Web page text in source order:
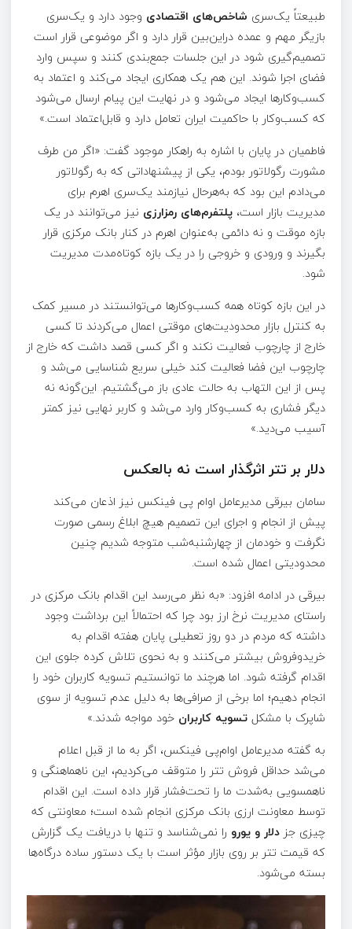
طبیعتاً یک‌سری شاخص‌های اقتصادی وجود دارد و یک‌سری
بازیگر مهم و عمده دراین‌بین قرار دارد و اگر موضوعی قرار است
تصمیم‌گیری شود در این جلسات جمع‌بندی کنند و سپس وارد
فضای اجرا شوند. این هم یک همکاری ایجاد می‌کند و اعتماد به
کسب‌وکار‌ها ایجاد می‌شود و در نهایت این پیام ارسال می‌شود
که کسب‌وکار با حاکمیت ایران تعامل دارد و قابل‌اعتماد است.»
فاطمیان در پایان با اشاره به راهکار موجود گفت: «اگر من طرف
مشورت رگولاتور بودم، یکی از پیشنهاداتی که به رگولاتور
می‌دادم این بود که به‌هرحال نیازمند یک‌سری اهرم برای
مدیریت بازار است، پلتفرم‌های رمزارزی نیز می‌توانند در یک
بازه موقت و نه دائمی به‌عنوان اهرم در کنار بانک مرکزی قرار
بگیرند و ورودی و خروجی را در یک بازه کوتاه‌مدت مدیریت
شود.
در این بازه کوتاه همه کسب‌وکار‌ها می‌توانستند در مسیر کمک
به کنترل بازار محدودیت‌های موقتی اعمال می‌کردند تا کسی
خارج از چارچوب فعالیت نکند و اگر کسی قصد داشت که خارج از
چارچوب این فضا فعالیت کند خیلی سریع شناسایی می‌شد و
پس از این التهاب به حالت عادی باز می‌گشتیم. این‌گونه نه
دیگر فشاری به کسب‌وکار وارد می‌شد و کاربر نهایی نیز کمتر
آسیب می‌دید.»
دلار بر تتر اثرگذار است نه بالعکس
سامان بیرقی مدیرعامل اوام پی فینکس نیز اذعان می‌کند
پیش از انجام و اجرای این تصمیم هیچ ابلاغ رسمی صورت
نگرفت و خودمان از چهارشنبه‌شب متوجه شدیم چنین
محدودیتی اعمال شده است.
بیرقی در ادامه افزود: «به نظر می‌رسد این اقدام بانک مرکزی در
راستای مدیریت نرخ ارز بود چرا که احتمالاً این برداشت وجود
داشته که مردم در دو روز تعطیلی پایان هفته اقدام به
خریدوفروش بیشتر می‌کنند و به نحوی تلاش کرده جلوی این
اقدام گرفته شود. اما هرچند ما توانستیم تسویه کاربران خود را
انجام دهیم؛ اما برخی از صرافی‌ها به دلیل عدم تسویه از سوی
شاپرک با مشکل تسویه کاربران خود مواجه شدند.»
به گفته مدیرعامل اوام‌پی فینکس، اگر به ما از قبل اعلام
می‌شد حداقل فروش تتر را متوقف می‌کردیم، این ناهماهنگی و
ناهمسویی به‌شدت ما را تحت‌فشار قرار داده است. این اقدام
توسط معاونت ارزی بانک مرکزی انجام شده است؛ معاونتی که
چیزی جز دلار و یورو را نمی‌شناسد و تنها با دریافت یک گزارش
که قیمت تتر بر روی بازار مؤثر است با یک دستور ساده درگاه‌ها
بسته می‌شود.